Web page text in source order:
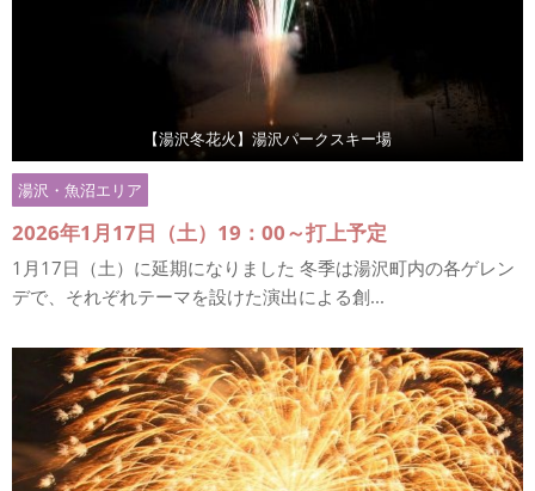
【湯沢冬花火】湯沢パークスキー場
湯沢・魚沼エリア
2026年1月17日（土）19：00～打上予定
1月17日（土）に延期になりました 冬季は湯沢町内の各ゲレン
デで、それぞれテーマを設けた演出による創...